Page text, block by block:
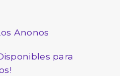
Anonos
para